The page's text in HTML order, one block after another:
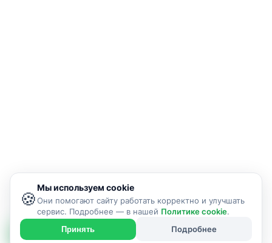
🍪
Мы используем cookie
Они помогают сайту работать корректно и улучшать
сервис. Подробнее — в нашей Политике cookie.
Принять Подробнее